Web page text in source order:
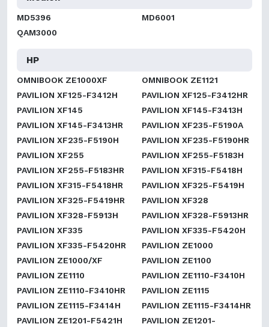
MD5396
MD6001
QAM3000
HP
OMNIBOOK ZE1000XF
OMNIBOOK ZE1121
PAVILION XF125-F3412H
PAVILION XF125-F3412HR
PAVILION XF145
PAVILION XF145-F3413H
PAVILION XF145-F3413HR
PAVILION XF235-F5190A
PAVILION XF235-F5190H
PAVILION XF235-F5190HR
PAVILION XF255
PAVILION XF255-F5183H
PAVILION XF255-F5183HR
PAVILION XF315-F5418H
PAVILION XF315-F5418HR
PAVILION XF325-F5419H
PAVILION XF325-F5419HR
PAVILION XF328
PAVILION XF328-F5913H
PAVILION XF328-F5913HR
PAVILION XF335
PAVILION XF335-F5420H
PAVILION XF335-F5420HR
PAVILION ZE1000
PAVILION ZE1000/XF
PAVILION ZE1100
PAVILION ZE1110
PAVILION ZE1110-F3410H
PAVILION ZE1110-F3410HR
PAVILION ZE1115
PAVILION ZE1115-F3414H
PAVILION ZE1115-F3414HR
PAVILION ZE1201-F5421H
PAVILION ZE1201-